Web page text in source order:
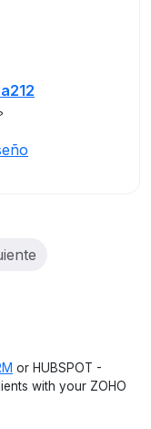
or HUBSPOT -
with your ZOHO